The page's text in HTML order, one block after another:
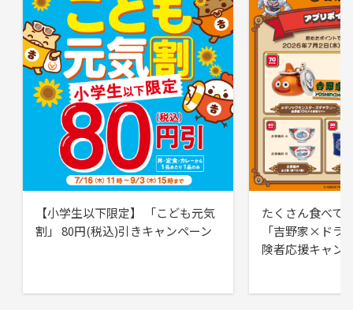
【小学生以下限定】 「こども元気
割」 80円(税込)引きキャンペーン
たくさん食べて
「吉野家×ドラ
険者応援キャン